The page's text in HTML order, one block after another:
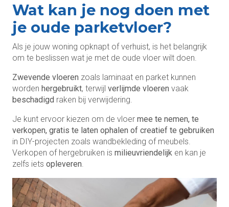
Wat kan je nog doen met
je oude parketvloer?
Als je jouw woning opknapt of verhuist, is het belangrijk
om te beslissen wat je met de oude vloer wilt doen.
Zwevende vloeren zoals laminaat en parket kunnen
worden hergebruikt, terwijl verlijmde vloeren vaak
beschadigd raken bij verwijdering.
Je kunt ervoor kiezen om de vloer mee te nemen, te
verkopen, gratis te laten ophalen of creatief te gebruiken
in DIY-projecten zoals wandbekleding of meubels.
Verkopen of hergebruiken is milieuvriendelijk en kan je
zelfs iets opleveren